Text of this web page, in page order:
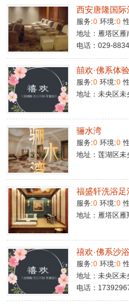
西安唐隆国
服务:0 环境:0
地址：雁塔区雁
电话：029-
囍欢·佛系体
服务:0 环境:0
地址：未央区
骊水湾
服务:0 环境:0
地址：莲湖区
福盛轩洗浴足
服务:0 环境:0
地址：雁塔区雁
禧欢·佛系沙
服务:0 环境:0
地址：未央区
电话：